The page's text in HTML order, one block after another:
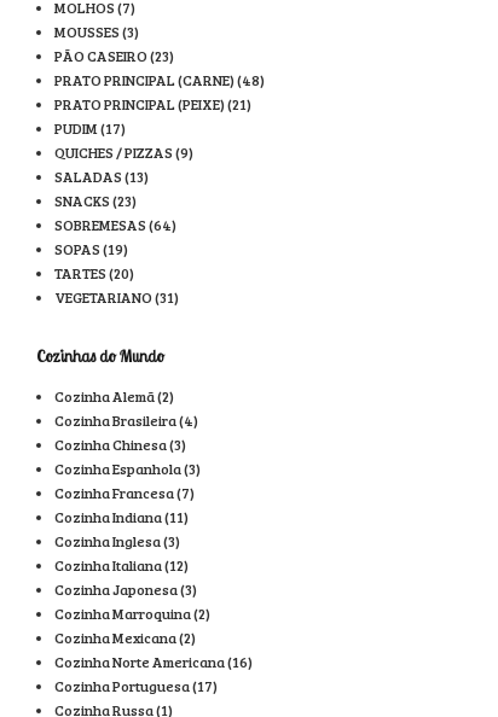
MOLHOS(7)
MOUSSES(3)
PÃO CASEIRO(23)
PRATO PRINCIPAL (CARNE)(48)
PRATO PRINCIPAL (PEIXE)(21)
PUDIM(17)
QUICHES / PIZZAS(9)
SALADAS(13)
SNACKS(23)
SOBREMESAS(64)
SOPAS(19)
TARTES(20)
VEGETARIANO(31)
Cozinhas do Mundo
Cozinha Alemã(2)
Cozinha Brasileira(4)
Cozinha Chinesa(3)
Cozinha Espanhola(3)
Cozinha Francesa(7)
Cozinha Indiana(11)
Cozinha Inglesa(3)
Cozinha Italiana(12)
Cozinha Japonesa(3)
Cozinha Marroquina(2)
Cozinha Mexicana(2)
Cozinha Norte Americana(16)
Cozinha Portuguesa(17)
Cozinha Russa(1)